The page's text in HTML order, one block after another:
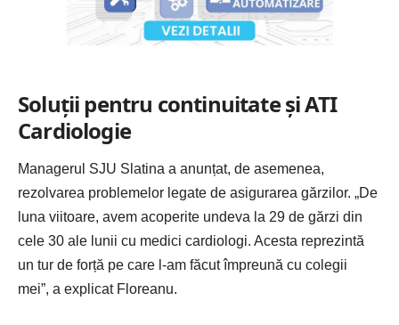
Soluții pentru continuitate și ATI
Cardiologie
Managerul SJU Slatina a anunțat, de asemenea,
rezolvarea problemelor legate de asigurarea gărzilor. „De
luna viitoare, avem acoperite undeva la 29 de gărzi din
cele 30 ale lunii cu medici cardiologi. Acesta reprezintă
un tur de forță pe care l-am făcut împreună cu colegii
mei”, a explicat Floreanu.